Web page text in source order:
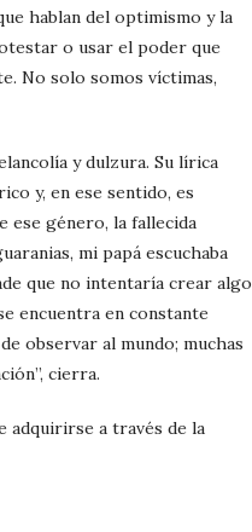
hablan del optimismo y la
o usar el poder que
No solo somos víctimas,
y dulzura. Su lírica
y, en ese sentido, es
ese género, la fallecida
mi papá escuchaba
que no intentaría crear algo
encuentra en constante
observar al mundo; muchas
cierra.
adquirirse a través de la